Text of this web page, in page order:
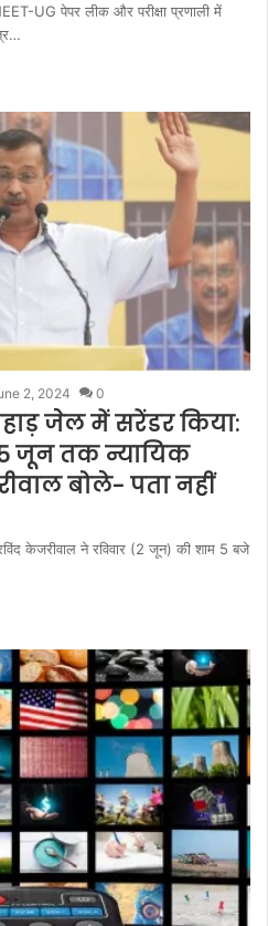
UG पेपर लीक और परीक्षा प्रणाली में
2, 2024 0
जेल में सरेंडर किया:
जून तक न्यायिक
बोले- पता नहीं
केजरीवाल ने रविवार (2 जून) की शाम 5 बजे